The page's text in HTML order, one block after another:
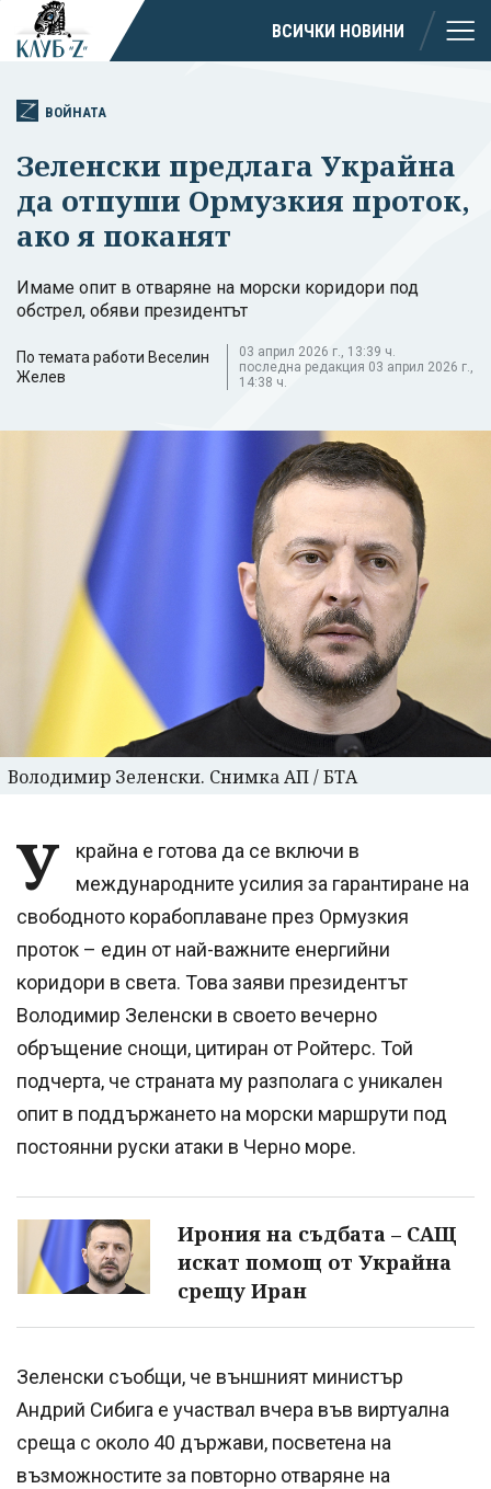
ВСИЧКИ НОВИНИ
ВОЙНАТА
Зеленски предлага Украйна
да отпуши Ормузкия проток,
ако я поканят
Имаме опит в отваряне на морски коридори под
обстрел, обяви президентът
По темата работи Веселин
Желев
03 април 2026 г., 13:39 ч.
последна редакция 03 април 2026 г.,
14:38 ч.
Володимир Зеленски. Снимка АП / БТА
У
крайна е готова да се включи в
международните усилия за гарантиране на
свободното корабоплаване през Ормузкия
проток – един от най-важните енергийни
коридори в света. Това заяви президентът
Володимир Зеленски в своето вечерно
обръщение снощи, цитиран от Ройтерс. Той
подчерта, че страната му разполага с уникален
опит в поддържането на морски маршрути под
постоянни руски атаки в Черно море.
Ирония на съдбата – САЩ
искат помощ от Украйна
срещу Иран
Зеленски съобщи, че външният министър
Андрий Сибига е участвал вчера във виртуална
среща с около 40 държави, посветена на
възможностите за повторно отваряне на